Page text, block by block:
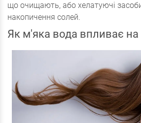
що очищають, або хелатуючі
накопичення солей.
Як м'яка вода впливає на